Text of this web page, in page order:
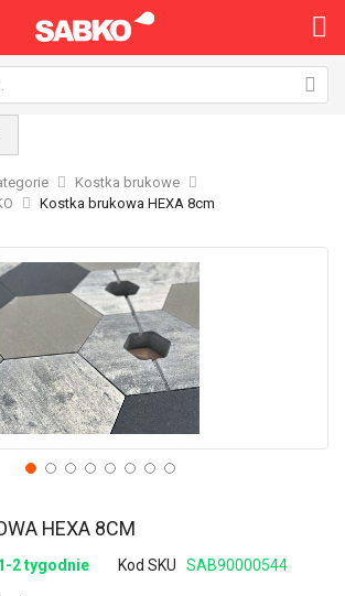
Kostka brukowe
Kostka brukowa HEXA 8cm
HEXA 8CM
2 tygodnie Kod SKU SAB90000544